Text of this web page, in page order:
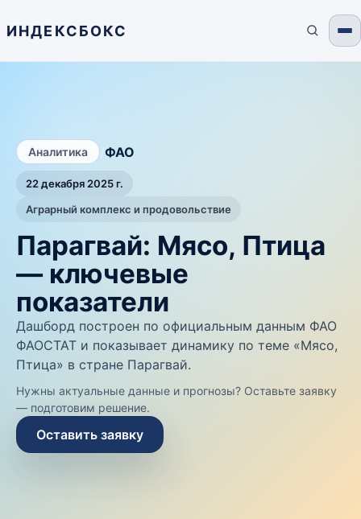
ИНДЕКСБОКС
Аналитика ФАО
22 декабря 2025 г.
Аграрный комплекс и продовольствие
Парагвай: Мясо, Птица
— ключевые
показатели
Дашборд построен по официальным данным ФАО
ФАОСТАТ и показывает динамику по теме «Мясо,
Птица» в стране Парагвай.
Нужны актуальные данные и прогнозы? Оставьте заявку
— подготовим решение.
Оставить заявку